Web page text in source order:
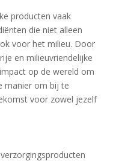
producten vaak
die niet alleen
voor het milieu. Door
en milieuvriendelijke
op de wereld om
manier om bij te
voor zowel jezelf